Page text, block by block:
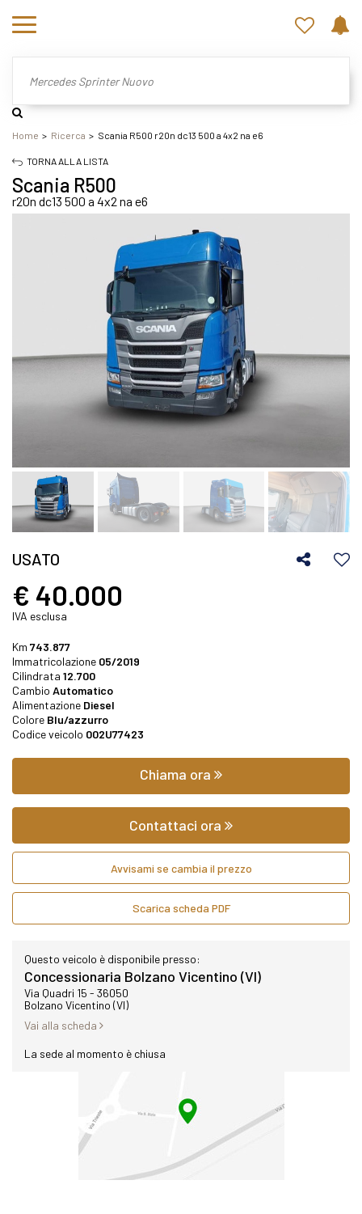
Home Ricerca Scania R500 r20n dc13 500 a 4x2 na e6
TORNA ALLA LISTA
Scania R500
r20n dc13 500 a 4x2 na e6
USATO
€ 40.000
IVA esclusa
Km 743.877
Immatricolazione 05/2019
Cilindrata 12.700
Cambio Automatico
Alimentazione Diesel
Colore Blu/azzurro
Codice veicolo 002U77423
Chiama ora
Contattaci ora
Avvisami se cambia il prezzo
Scarica scheda PDF
Questo veicolo è disponibile presso:
Concessionaria Bolzano Vicentino (VI)
Via Quadri 15 - 36050
Bolzano Vicentino (VI)
Vai alla scheda
La sede al momento è chiusa